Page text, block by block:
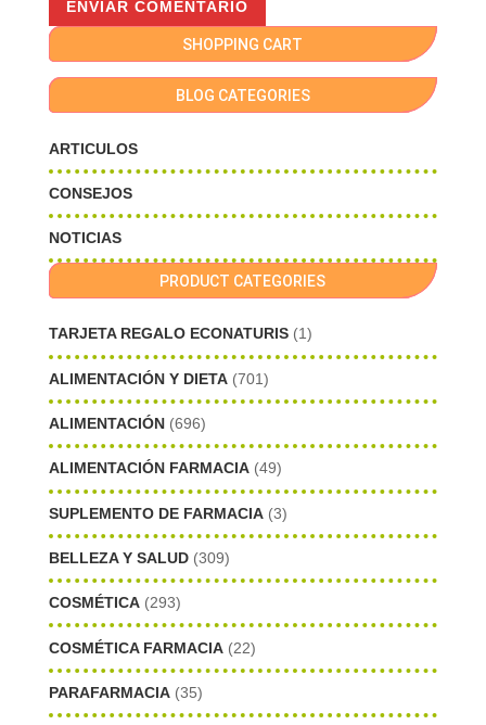
SHOPPING CART
BLOG CATEGORIES
ARTICULOS
CONSEJOS
NOTICIAS
PRODUCT CATEGORIES
TARJETA REGALO ECONATURIS (1)
ALIMENTACIÓN Y DIETA (701)
ALIMENTACIÓN (696)
ALIMENTACIÓN FARMACIA (49)
SUPLEMENTO DE FARMACIA (3)
BELLEZA Y SALUD (309)
COSMÉTICA (293)
COSMÉTICA FARMACIA (22)
PARAFARMACIA (35)